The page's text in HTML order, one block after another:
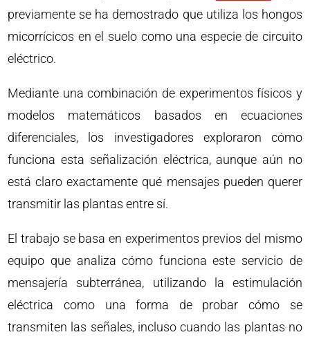
previamente se ha demostrado que utiliza los hongos
micorrícicos en el suelo como una especie de circuito
eléctrico.
Mediante una combinación de experimentos físicos y
modelos matemáticos basados ​​en ecuaciones
diferenciales, los investigadores exploraron cómo
funciona esta señalización eléctrica, aunque aún no
está claro exactamente qué mensajes pueden querer
transmitir las plantas entre sí.
El trabajo se basa en experimentos previos del mismo
equipo que analiza cómo funciona este servicio de
mensajería subterránea, utilizando la estimulación
eléctrica como una forma de probar cómo se
transmiten las señales, incluso cuando las plantas no